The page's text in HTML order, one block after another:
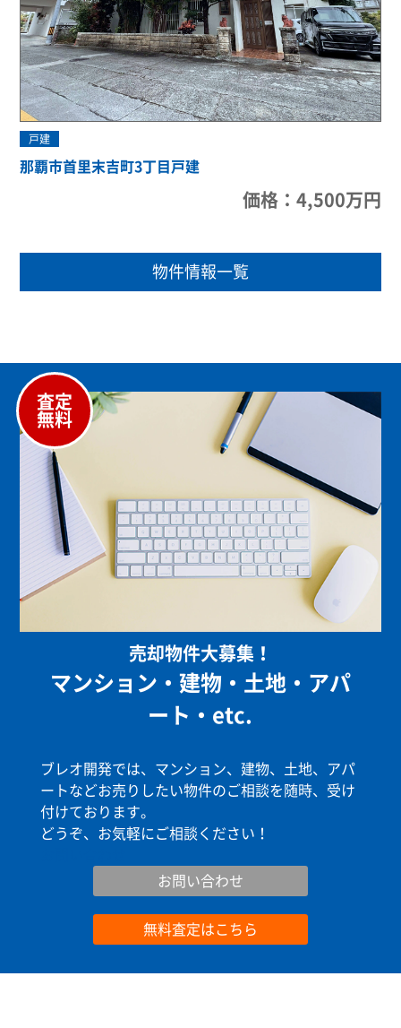
戸建
那覇市首里末吉町3丁目戸建
価格：4,500万円
物件情報一覧
売却物件大募集！
マンション・建物・土地・アパ
ート・etc.
ブレオ開発では、マンション、建物、土地、アパ
ートなどお売りしたい物件のご相談を随時、受け
付けております。
どうぞ、お気軽にご相談ください！
査定
無料
お問い合わせ
無料査定はこちら